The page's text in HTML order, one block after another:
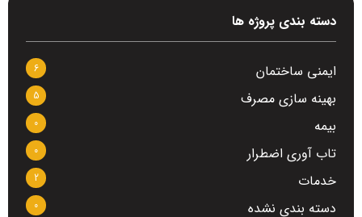
دسته بندی پروژه ها
ایمنی ساختمان 6
بهینه سازی مصرف 5
بیمه 0
تاب آوری اضطرار 0
خدمات 2
دسته بندی نشده 0